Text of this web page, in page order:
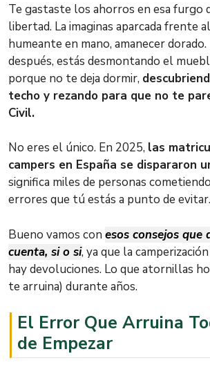
Te gastaste los ahorros en esa furgo
libertad. La imaginas aparcada frente
humeante en mano, amanecer
después, estás desmontando el
porque no te deja dormir,
techo y rezando para que no te
Civil.
No eres el único. En 2025, las
campers en España se dispararon
significa miles de personas
errores que tú estás a punto de evitar.
Bueno vamos con esos consejos que
cuenta, si o si, ya que la
hay devoluciones. Lo que atornillas
te arruina) durante años.
El Error Que Arruina
de Empezar